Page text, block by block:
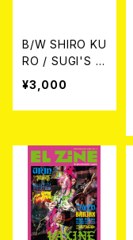
B/W SHIRO KU
RO / SUGI'S D
RAWINGS 200
4-2006 ATBO
OK
¥3,000